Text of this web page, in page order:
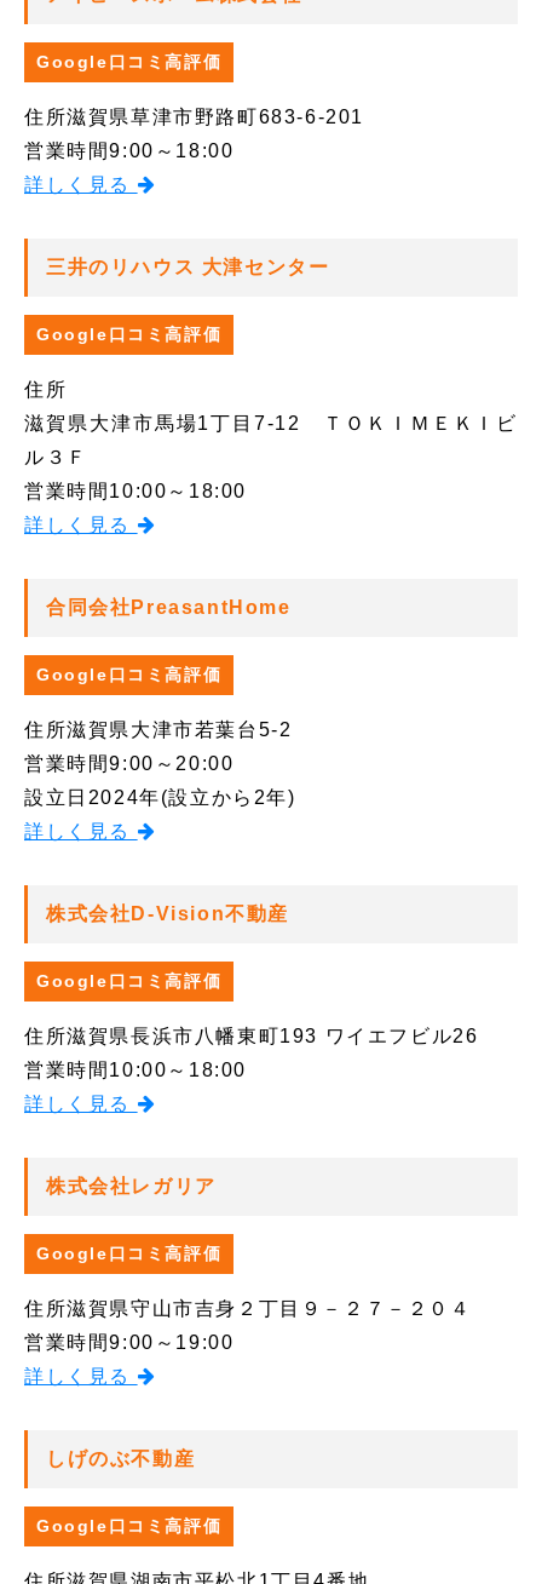
Google口コミ高評価
住所滋賀県草津市野路町683-6-201
営業時間9:00～18:00
詳しく見る
三井のリハウス 大津センター
Google口コミ高評価
住所
滋賀県大津市馬場1丁目7-12 ＴＯＫＩＭＥＫＩビ
ル３Ｆ
営業時間 10:00～18:00
詳しく見る
合同会社PreasantHome
Google口コミ高評価
住所滋賀県大津市若葉台5-2
営業時間9:00～20:00
設立日 2024年(設立から2年)
詳しく見る
株式会社D-Vision不動産
Google口コミ高評価
住所滋賀県長浜市八幡東町193 ワイエフビル26
営業時間 10:00～18:00
詳しく見る
株式会社レガリア
Google口コミ高評価
住所滋賀県守山市吉身２丁目９－２７－２０４
営業時間9:00～19:00
詳しく見る
しげのぶ不動産
Google口コミ高評価